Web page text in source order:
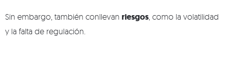
Sin embargo, también conllevan riesgos, como la volatilidad
y la falta de regulación.